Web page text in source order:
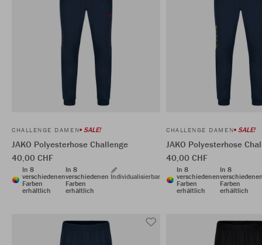
CHALLENGE DAMEN SALE!
JAKO Polyesterhose Challenge
40,00 CHF
In 8
verschiedenen
Farben
erhältlich
In 8
verschiedenen
Farben
erhältlich
Individualisierbar
CHALLENGE DAMEN SALE!
JAKO Polyesterhose
40,00 CHF
In 8
verschiedenen
Farben
erhältlich
In 8
Farben
erhältlich